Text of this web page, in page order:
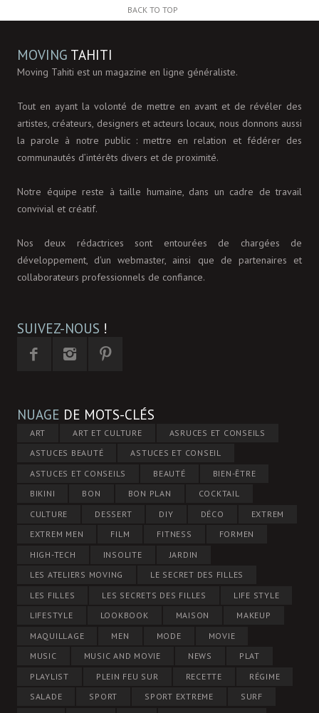
BACK TO TOP
MOVING TAHITI
Moving Tahiti est un magazine en ligne généraliste.
Tout en ayant la volonté de mettre en avant et de révéler des
artistes, créateurs, designers et acteurs locaux, nous donnons aussi
la parole à notre public : mettre en relation et fédérer des
communautés d’intérêts divers et de proximité.
Notre équipe reste à taille humaine, dans un cadre de travail
convivial et créatif.
Nos deux rédactrices sont entourées de chargées de
développement, d'un webmaster, ainsi que de partenaires et
collaborateurs professionnels de confiance.
SUIVEZ-NOUS !
NUAGE DE MOTS-CLÉS
ART ART ET CULTURE
ASRUCES ET CONSEILS
ASTUCES BEAUTÉ
ASTUCES ET CONSEIL
ASTUCES ET CONSEILS
BEAUTÉ
BIEN-ÊTRE
BIKINI
BON BON PLAN
COCKTAIL
CULTURE
DESSERT DIY DÉCO
EXTREM
EXTREM MEN
FILM FITNESS
FORMEN
HIGH-TECH
INSOLITE
JARDIN
LES ATELIERS MOVING
LE SECRET DES FILLES
LES FILLES
LES SECRETS DES FILLES
LIFE STYLE
LIFESTYLE
LOOKBOOK MAISON
MAKEUP
MAQUILLAGE
MEN MODE
MOVIE
MUSIC
MUSIC AND MOVIE NEWS
PLAT
PLAYLIST
PLEIN FEU SUR RECETTE
RÉGIME
SALADE
SPORT SPORT EXTREME
SURF